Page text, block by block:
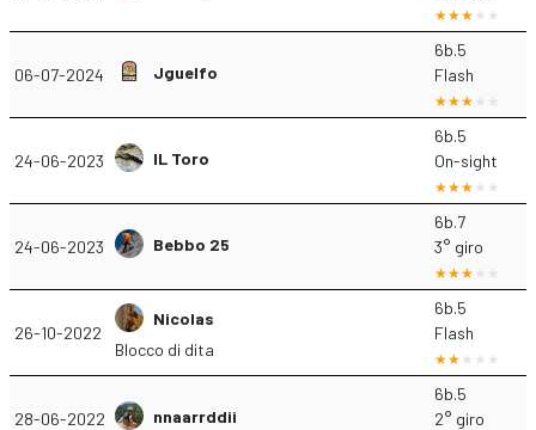
06-07-2024 Jguelfo
6b.5
Flash
24-06-2023 IL Toro
6b.5
On-sight
24-06-2023 Bebbo 25
6b.7
3° giro
26-10-2022
Nicolas
Blocco di dita
6b.5
Flash
28-06-2022 nnaarrddii
6b.5
2° giro